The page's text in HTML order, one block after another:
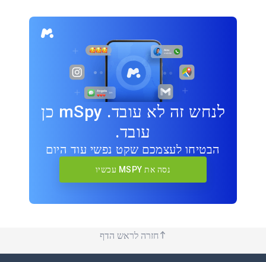
לנחש זה לא עובד. mSpy כן
עובד.
הבטיחו לעצמכם שקט נפשי עוד היום
נסה את MSPY עכשיו
חזרה לראש הדף